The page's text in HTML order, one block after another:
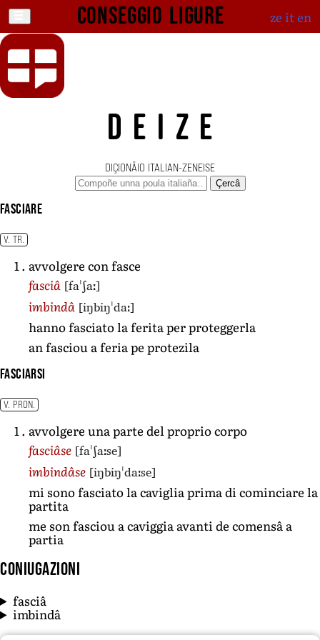
Conseggio ligure ze iten
DEIZE
DIÇIONÄIO ITALIAN-ZENEISE
Çercâ
fasciare
V. TR.
avvolgere con fasce
fasciâ [faˈʃaː]
imbindâ [iŋbiŋˈdaː]
hanno fasciato la ferita per proteggerla
an fasciou a feria pe protezila
fasciarsi
V. PRON.
avvolgere una parte del proprio corpo
fasciâse [faˈʃaːse]
imbindâse [iŋbiŋˈdaːse]
mi sono fasciato la caviglia prima di cominciare la
partita
me son fasciou a caviggia avanti de comensâ a
partia
Coniugazioni
fasciâ
imbindâ